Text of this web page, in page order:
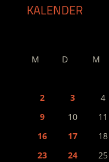
KALENDER
M D M
2
3 4
9
10 11
16
17 18
23
24 25